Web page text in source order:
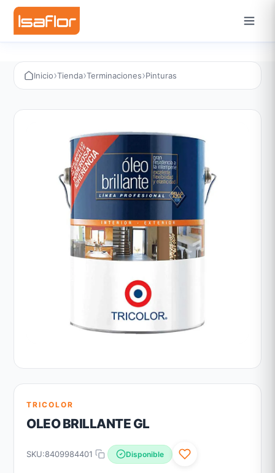
Inicio›Tienda›Terminaciones›Pinturas
TRICOLOR
OLEO BRILLANTE GL
SKU:8409984401 Disponible